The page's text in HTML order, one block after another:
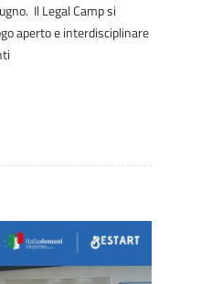
Il Legal Camp si
aperto e interdisciplinare